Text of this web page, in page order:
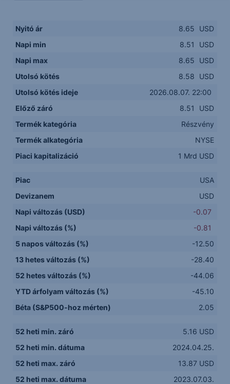
Nyitó ár 8.65
USD
Napi min
8.51
USD
Napi max
8.65
USD
Utolsó kötés
8.58
USD
Utolsó kötés ideje
2026.08.07. 22:00
Előző záró
8.51
USD
Termék kategória
Részvény
Termék alkategória
NYSE
Piaci kapitalizáció
1 Mrd USD
Piac
USA
Devizanem
USD
Napi változás (USD)
-0.07
Napi változás (%)
-0.81
5 napos változás (%)
-12.50
13 hetes változás (%)
-28.40
52 hetes változás (%)
-44.06
YTD árfolyam változás (%)
-45.10
Béta (S&P500-hoz mérten)
2.05
52 heti min. záró
5.16 USD
52 heti min. dátuma
2024.04.25.
52 heti max. záró
13.87 USD
52 heti max. dátuma
2023.07.03.